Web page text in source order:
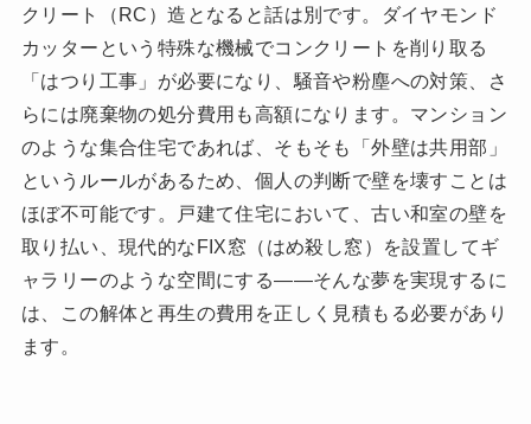
クリート（RC）造となると話は別です。ダイヤモンド
カッターという特殊な機械でコンクリートを削り取る
「はつり工事」が必要になり、騒音や粉塵への対策、さ
らには廃棄物の処分費用も高額になります。マンション
のような集合住宅であれば、そもそも「外壁は共用部」
というルールがあるため、個人の判断で壁を壊すことは
ほぼ不可能です。戸建て住宅において、古い和室の壁を
取り払い、現代的なFIX窓（はめ殺し窓）を設置してギ
ャラリーのような空間にする――そんな夢を実現するに
は、この解体と再生の費用を正しく見積もる必要があり
ます。